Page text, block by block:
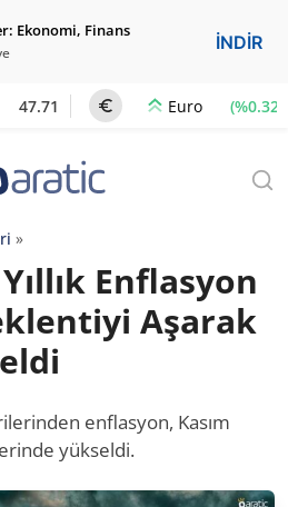
Ekonomi, Finans
İNDİR
47.71 Euro (%0.32)
»
Enflasyon
Aşarak
enflasyon, Kasım
yükseldi.